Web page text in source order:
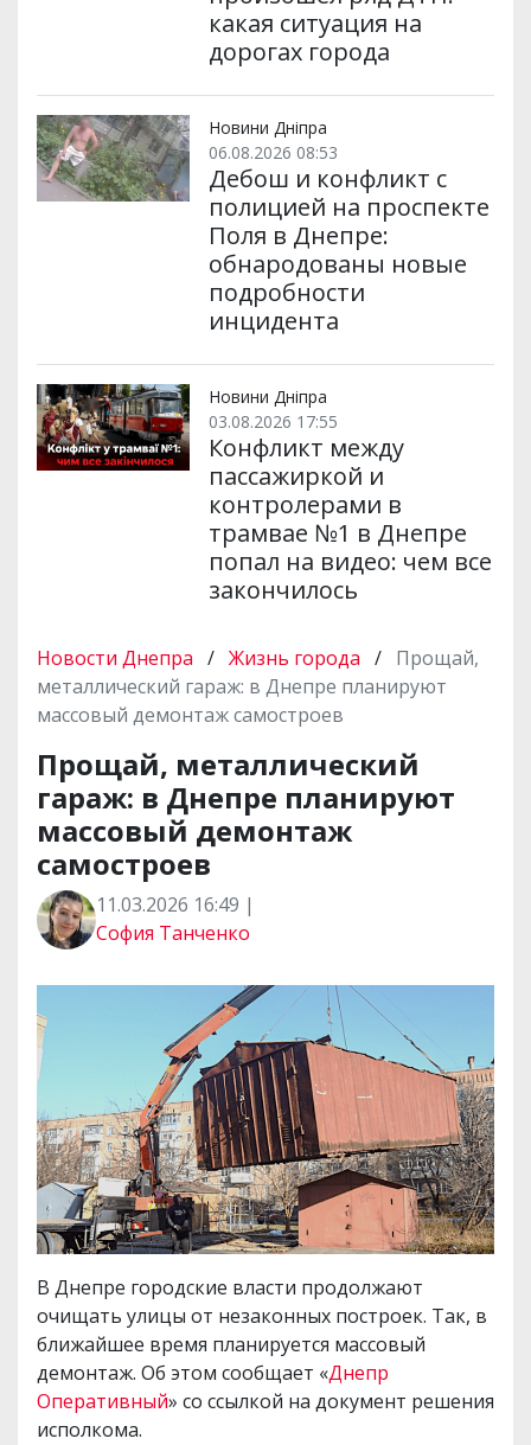
какая ситуация на
дорогах города
Новини Дніпра
06.08.2026 08:53
Дебош и конфликт с
полицией на проспекте
Поля в Днепре:
обнародованы новые
подробности
инцидента
Новини Дніпра
03.08.2026 17:55
Конфликт между
пассажиркой и
контролерами в
трамвае №1 в Днепре
попал на видео: чем все
закончилось
Новости Днепра / Жизнь города / Прощай,
металлический гараж: в Днепре планируют
массовый демонтаж самостроев
Прощай, металлический
гараж: в Днепре планируют
массовый демонтаж
самостроев
11.03.2026 16:49 |
София Танченко
В Днепре городские власти продолжают
очищать улицы от незаконных построек. Так, в
ближайшее время планируется массовый
демонтаж. Об этом сообщает «Днепр
Оперативный» со ссылкой на документ решения
исполкома.